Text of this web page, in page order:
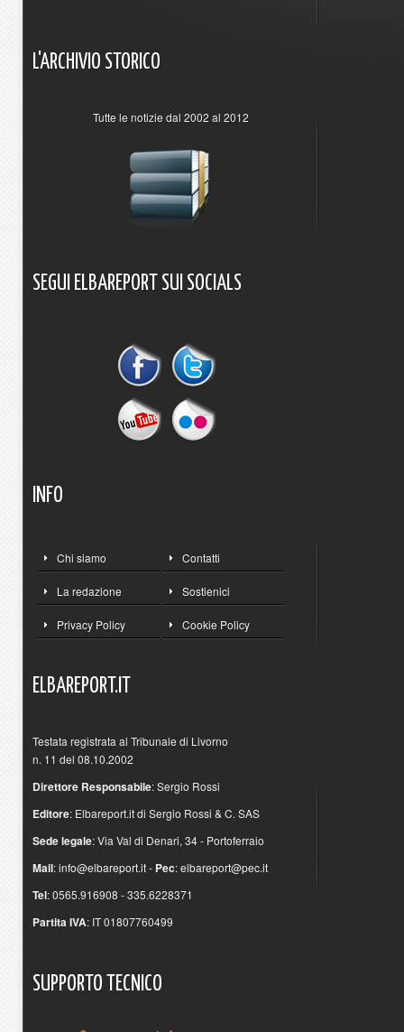
L'ARCHIVIO STORICO
Tutte le notizie dal 2002 al 2012
SEGUI ELBAREPORT SUI SOCIALS
INFO
Chi siamo Contatti
La redazione Sostienici
Privacy Policy Cookie Policy
ELBAREPORT.IT
Testata registrata al Tribunale di Livorno
n. 11 del 08.10.2002
Direttore Responsabile: Sergio Rossi
Editore: Elbareport.it di Sergio Rossi & C. SAS
Sede legale: Via Val di Denari, 34 - Portoferraio
Mail:info@elbareport.it- Pec:elbareport@pec.it
Tel: 0565.916908 - 335.6228371
Partita IVA: IT 01807760499
SUPPORTO TECNICO